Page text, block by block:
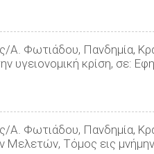
Α. Φωτιάδου, Πανδημία,
υγειονομική κρίση, σε:
Α. Φωτιάδου, Πανδημία,
Μελετών, Τόμος εις